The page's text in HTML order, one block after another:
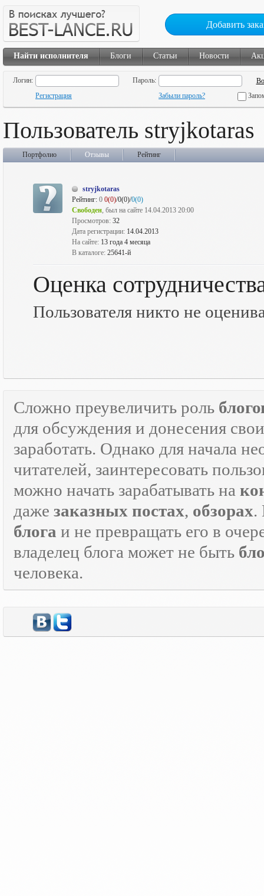
Добавить
Найти исполнителя Блоги Статьи Новости
Логин:
Пароль:
Регистрация
Забыли пароль?
Пользователь stryjkotaras
Портфолио Отзывы Рейтинг
stryjkotaras
Рейтинг: 0 0(0)/0(0)/0(0)
Свободен, был на сайте 14.04.2013 20:00
Просмотров: 32
Дата регистрации: 14.04.2013
На сайте: 13 года 4 месяца
В каталоге: 25641-й
Оценка
Пользователя никто не
Сложно преувеличить роль
для обсуждения и донесения
заработать. Однако для начала
читателей, заинтересовать
можно начать зарабатывать на
даже заказных постах, обзорах.
блога и не превращать его в
владелец блога может не быть
человека.